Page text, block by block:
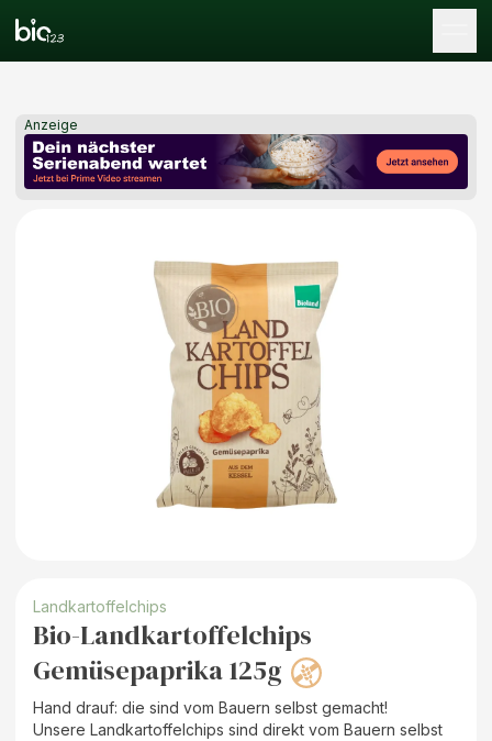
Anzeige
Landkartoffelchips
Bio-Landkartoffelchips
Gemüsepaprika 125g
Hand drauf: die sind vom Bauern selbst gemacht!
Unsere Landkartoffelchips sind direkt vom Bauern selbst